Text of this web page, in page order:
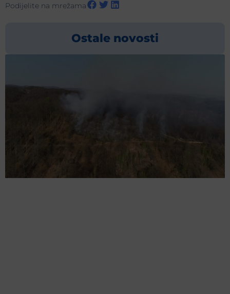
Podijelite na mrežama
Ostale novosti